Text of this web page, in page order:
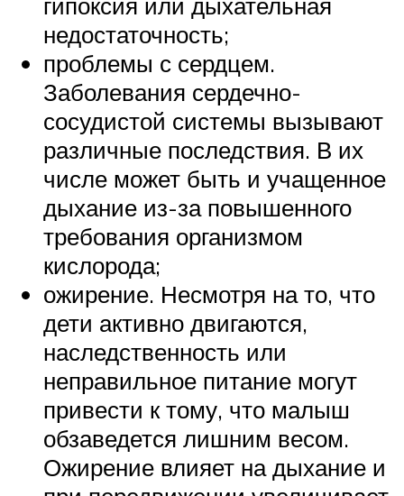
недостаточность;
проблемы с сердцем.
Заболевания сердечно-
сосудистой системы вызывают
различные последствия. В их
числе может быть и учащенное
дыхание из-за повышенного
требования организмом
кислорода;
ожирение. Несмотря на то, что
дети активно двигаются,
наследственность или
неправильное питание могут
привести к тому, что малыш
обзаведется лишним весом.
Ожирение влияет на дыхание и